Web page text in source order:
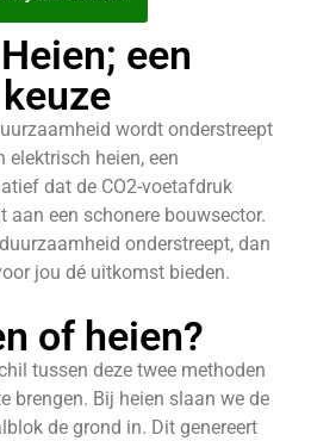
een
wordt onderstreept
heien, een
dat de CO2-voetafdruk
aan een schonere bouwsector.
onderstreept, dan
jou dé uitkomst bieden.
of heien?
tussen deze twee methoden
brengen. Bij heien slaan we de
de grond in. Dit genereert